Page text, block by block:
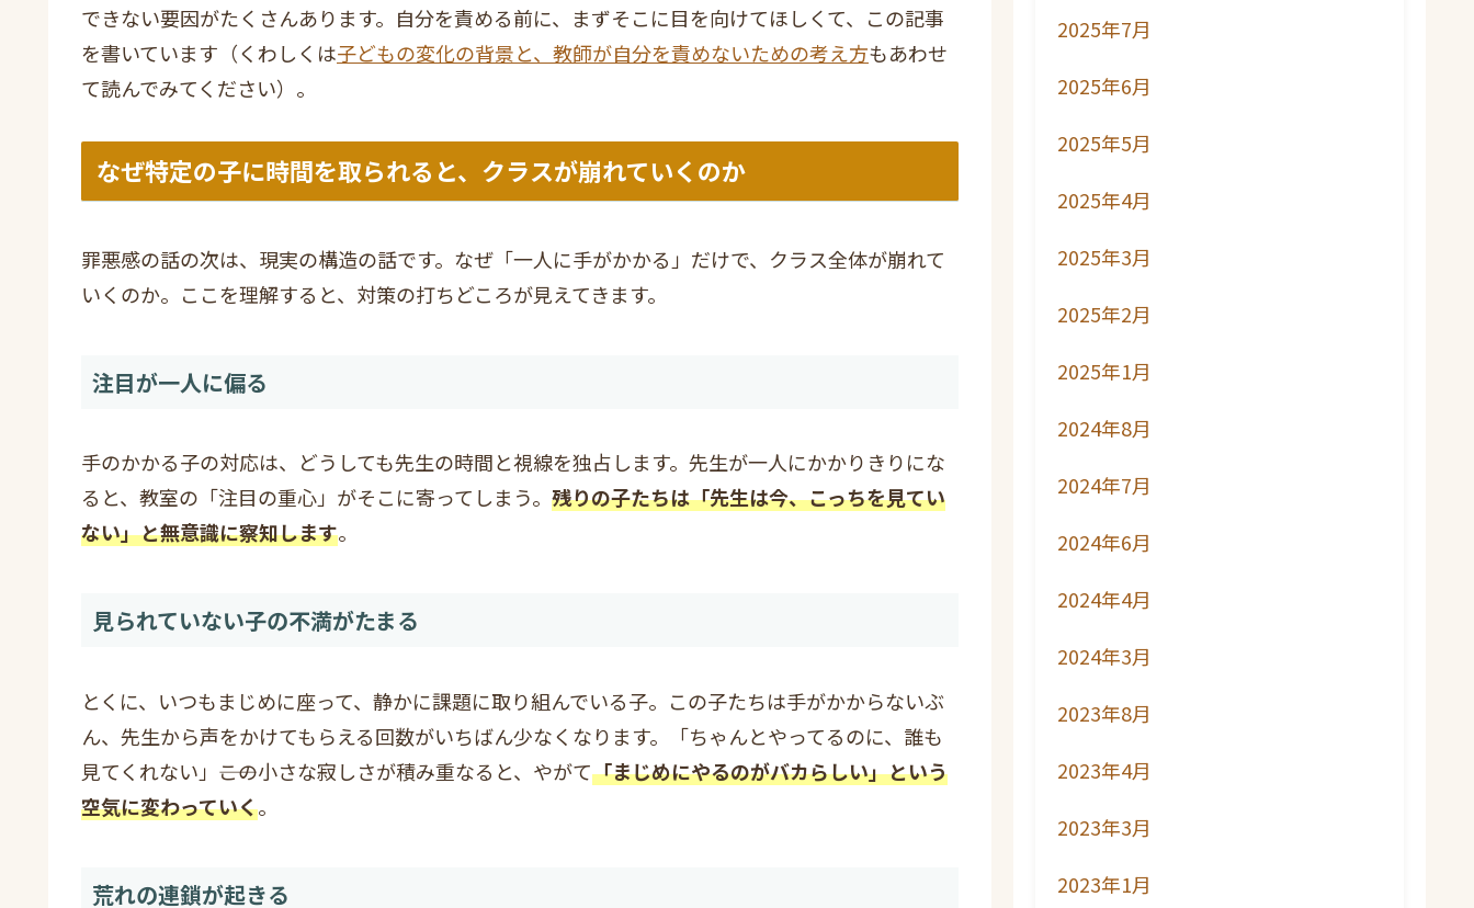
できない要因がたくさんあります。自分を責める前に、まずそこに目を向けてほしくて、この記事
を書いています（くわしくは子どもの変化の背景と、教師が自分を責めないための考え方もあわせ
て読んでみてください）。
なぜ特定の子に時間を取られると、クラスが崩れていくのか
罪悪感の話の次は、現実の構造の話です。なぜ「一人に手がかかる」だけで、クラス全体が崩れて
いくのか。ここを理解すると、対策の打ちどころが見えてきます。
注目が一人に偏る
手のかかる子の対応は、どうしても先生の時間と視線を独占します。先生が一人にかかりきりにな
ると、教室の「注目の重心」がそこに寄ってしまう。 残りの子たちは「先生は今、こっちを見てい
ない」と無意識に察知します。
見られていない子の不満がたまる
とくに、いつもまじめに座って、静かに課題に取り組んでいる子。この子たちは手がかからないぶ
ん、先生から声をかけてもらえる回数がいちばん少なくなります。「ちゃんとやってるのに、誰も
見てくれない」――この小さな寂しさが積み重なると、やがて「まじめにやるのがバカらしい」という
空気に変わっていく。
荒れの連鎖が起きる
2025年7月
2025年6月
2025年5月
2025年4月
2025年3月
2025年2月
2025年1月
2024年8月
2024年7月
2024年6月
2024年4月
2024年3月
2023年8月
2023年4月
2023年3月
2023年1月